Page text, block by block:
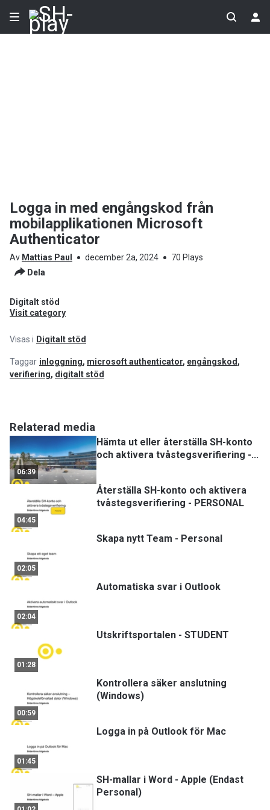
Relaterad media
06:39
Hämta ut eller återställa SH-konto
och aktivera tvåstegsverifiering -...
04:45
Återställa SH-konto och aktivera
tvåstegsverifiering - PERSONAL
02:05
Skapa nytt Team - Personal
02:04
Automatiska svar i Outlook
01:28
Utskriftsportalen - STUDENT
00:59
Kontrollera säker anslutning
(Windows)
01:45
Logga in på Outlook för Mac
SH-mallar i Word - Apple (Endast
Personal)
Logga in med engångskod från
mobilapplikationen Microsoft
Authenticator
Av Mattias Paul december 2a, 2024
70 Plays
Dela
Digitalt stöd
Visit category
Visas i Digitalt stöd
Taggar inloggning, microsoft authenticator, engångskod ,
verifiering, digitalt stöd